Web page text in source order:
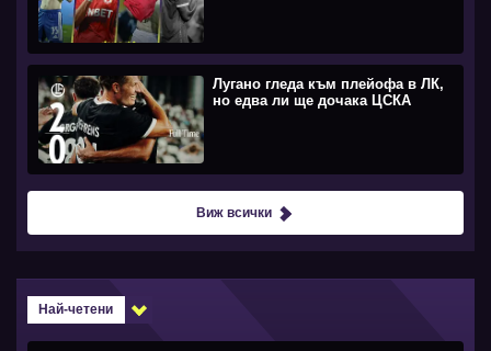
Лугано гледа към плейофа в ЛК,
но едва ли ще дочака ЦСКА
Виж всички
Най-четени